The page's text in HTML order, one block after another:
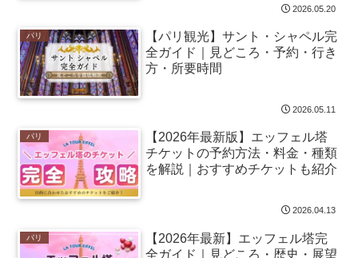
2026.05.20
パリ
【パリ観光】サント・シャペル完
全ガイド｜見どころ・予約・行き
方・所要時間
2026.05.11
パリ
【2026年最新版】エッフェル塔
チケットの予約方法・料金・種類
を解説｜おすすめチケットも紹介
2026.04.13
パリ
【2026年最新】エッフェル塔完
全ガイド｜見どころ・歴史・展望